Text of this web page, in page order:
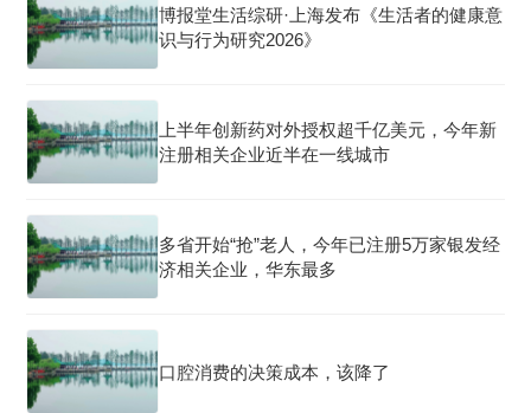
博报堂生活综研·上海发布《生活者的健康意
识与行为研究2026》
上半年创新药对外授权超千亿美元，今年新
注册相关企业近半在一线城市
多省开始“抢”老人，今年已注册5万家银发经
济相关企业，华东最多
口腔消费的决策成本，该降了